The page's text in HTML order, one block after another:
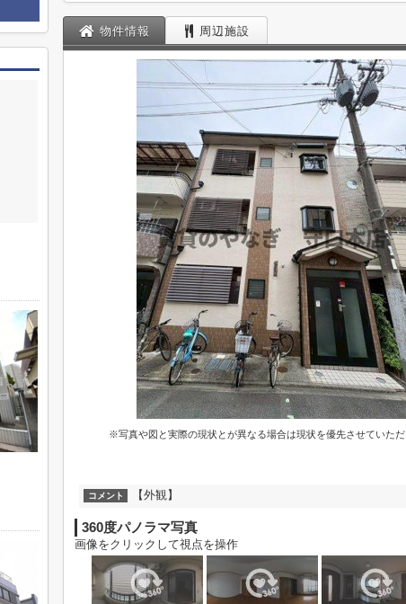
物件情報 周辺施設
※写真や図と実際の現状とが異なる場合は現状を優先させていた
コメント 【外観】
360度パノラマ写真
画像をクリックして視点を操作